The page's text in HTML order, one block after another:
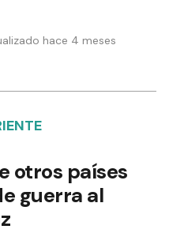
hace 4 meses
otros países
guerra al